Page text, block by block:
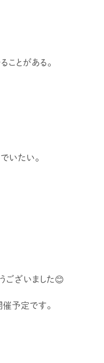
ことがある。
いたい。
ございました😊
催予定です。